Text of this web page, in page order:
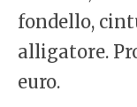
fondello,
alligatore.
euro.